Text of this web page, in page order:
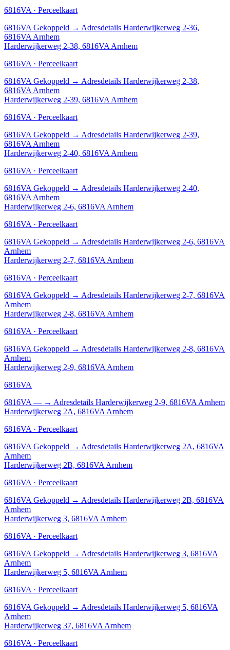
6816VA · Perceelkaart
6816VA Gekoppeld → Adresdetails Harderwijkerweg 2-36,
6816VA Arnhem
Harderwijkerweg 2-38, 6816VA Arnhem
6816VA · Perceelkaart
6816VA Gekoppeld → Adresdetails Harderwijkerweg 2-38,
6816VA Arnhem
Harderwijkerweg 2-39, 6816VA Arnhem
6816VA · Perceelkaart
6816VA Gekoppeld → Adresdetails Harderwijkerweg 2-39,
6816VA Arnhem
Harderwijkerweg 2-40, 6816VA Arnhem
6816VA · Perceelkaart
6816VA Gekoppeld → Adresdetails Harderwijkerweg 2-40,
6816VA Arnhem
Harderwijkerweg 2-6, 6816VA Arnhem
6816VA · Perceelkaart
6816VA Gekoppeld → Adresdetails Harderwijkerweg 2-6, 6816VA
Arnhem
Harderwijkerweg 2-7, 6816VA Arnhem
6816VA · Perceelkaart
6816VA Gekoppeld → Adresdetails Harderwijkerweg 2-7, 6816VA
Arnhem
Harderwijkerweg 2-8, 6816VA Arnhem
6816VA · Perceelkaart
6816VA Gekoppeld → Adresdetails Harderwijkerweg 2-8, 6816VA
Arnhem
Harderwijkerweg 2-9, 6816VA Arnhem
6816VA
6816VA — → Adresdetails Harderwijkerweg 2-9, 6816VA Arnhem
Harderwijkerweg 2A, 6816VA Arnhem
6816VA · Perceelkaart
6816VA Gekoppeld → Adresdetails Harderwijkerweg 2A, 6816VA
Arnhem
Harderwijkerweg 2B, 6816VA Arnhem
6816VA · Perceelkaart
6816VA Gekoppeld → Adresdetails Harderwijkerweg 2B, 6816VA
Arnhem
Harderwijkerweg 3, 6816VA Arnhem
6816VA · Perceelkaart
6816VA Gekoppeld → Adresdetails Harderwijkerweg 3, 6816VA
Arnhem
Harderwijkerweg 5, 6816VA Arnhem
6816VA · Perceelkaart
6816VA Gekoppeld → Adresdetails Harderwijkerweg 5, 6816VA
Arnhem
Harderwijkerweg 37, 6816VA Arnhem
6816VA · Perceelkaart